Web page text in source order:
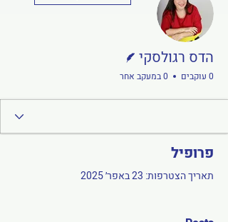
הדס רגולסקי
0 עוקבים 0 במעקב אחר
פרופיל
תאריך הצטרפות: 23 באפר׳ 2025